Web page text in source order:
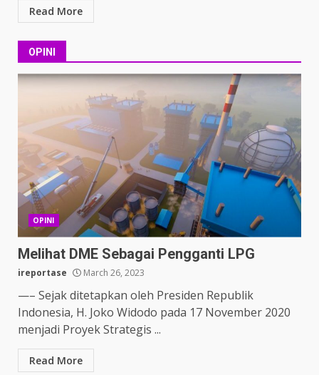
Read More
OPINI
OPINI
Melihat DME Sebagai Pengganti LPG
ireportase March 26, 2023
—– Sejak ditetapkan oleh Presiden Republik
Indonesia, H. Joko Widodo pada 17 November 2020
menjadi Proyek Strategis ...
Read More